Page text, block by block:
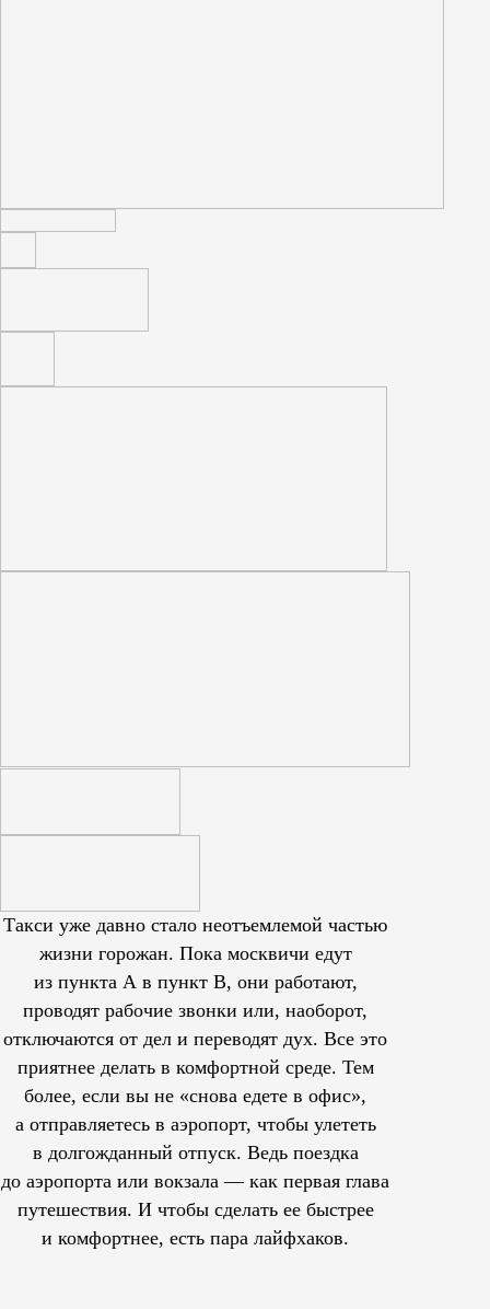
Такси уже давно стало неотъемлемой частью
жизни горожан. Пока москвичи едут
из пункта А в пункт В, они работают,
проводят рабочие звонки или, наоборот,
отключаются от дел и переводят дух. Все это
приятнее делать в комфортной среде. Тем
более, если вы не «снова едете в офис»,
а отправляетесь в аэропорт, чтобы улететь
в долгожданный отпуск. Ведь поездка
до аэропорта или вокзала — как первая глава
путешествия. И чтобы сделать ее быстрее
и комфортнее, есть пара лайфхаков.